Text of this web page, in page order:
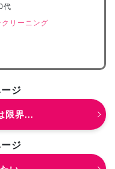
代
クリーニング
ジ
限界...
ジ